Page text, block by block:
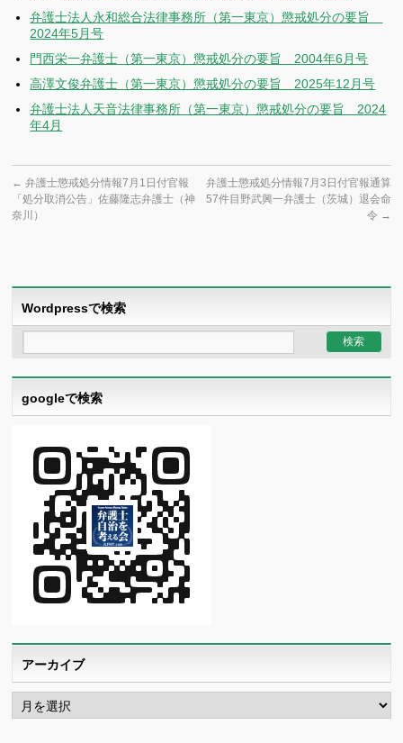
弁護士法人永和総合法律事務所（第一東京）懲戒処分の要旨
2024年5月号
門西栄一弁護士（第一東京）懲戒処分の要旨 2004年6月号
高澤文俊弁護士（第一東京）懲戒処分の要旨 2025年12月号
弁護士法人天音法律事務所（第一東京）懲戒処分の要旨 2024
年4月
← 弁護士懲戒処分情報7月1日付官報
「処分取消公告」佐藤隆志弁護士（神
奈川）
弁護士懲戒処分情報7月3日付官報通算
57件目野武興一弁護士（茨城）退会命
令 →
Wordpressで検索
googleで検索
アーカイブ
ア
ー
カ